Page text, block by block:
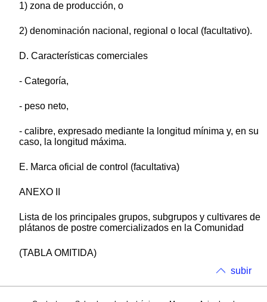
1) zona de producción, o
2) denominación nacional, regional o local (facultativo).
D. Características comerciales
- Categoría,
- peso neto,
- calibre, expresado mediante la longitud mínima y, en su
caso, la longitud máxima.
E. Marca oficial de control (facultativa)
ANEXO II
Lista de los principales grupos, subgrupos y cultivares de
plátanos de postre comercializados en la Comunidad
(TABLA OMITIDA)
subir